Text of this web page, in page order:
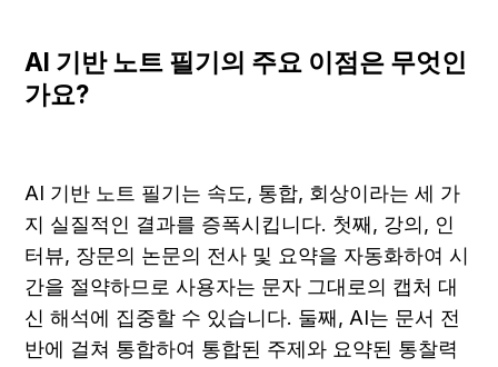
AI 기반 노트 필기의 주요 이점은 무엇인
가요?
AI 기반 노트 필기는 속도, 통합, 회상이라는 세 가
지 실질적인 결과를 증폭시킵니다. 첫째, 강의, 인
터뷰, 장문의 논문의 전사 및 요약을 자동화하여 시
간을 절약하므로 사용자는 문자 그대로의 캡처 대
신 해석에 집중할 수 있습니다. 둘째, AI는 문서 전
반에 걸쳐 통합하여 통합된 주제와 요약된 통찰력